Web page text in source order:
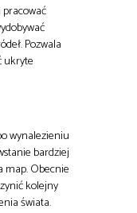
Pozwala
ukryte
wynalezieniu
bardziej
map. Obecnie
kolejny
świata.